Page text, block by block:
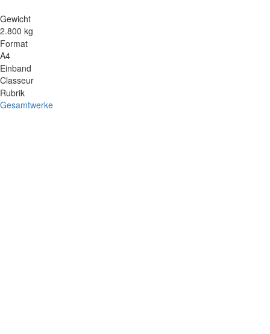
Gewicht
2.800 kg
Format
A4
Einband
Classeur
Rubrik
Gesamtwerke